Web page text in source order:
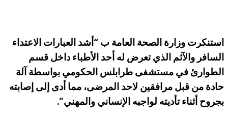
استنكرت وزارة الصحة العامة ب “أشد العبارات الاعتداء
السافر والآثم الذي تعرض له أحد الأطباء داخل قسم
الطوارئ في مستشفى طرابلس الحكومي بواسطة آلة
حادة من قبل مرافقين لاحد المرضى، مما أدى إلى إصابته
بجروح أثناء تأديته لواجبه الإنساني والمهني”.